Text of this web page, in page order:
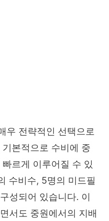
우 전략적인 선택으로
본적으로 수비에 중
르게 이루어질 수 있
수비수, 5명의 미드필
성되어 있습니다. 이
서도 중원에서의 지배